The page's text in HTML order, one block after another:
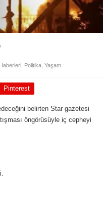
, Politika, Yaşam
Pinterest
belirten Star gazetesi
öngörüsüyle iç cepheyi